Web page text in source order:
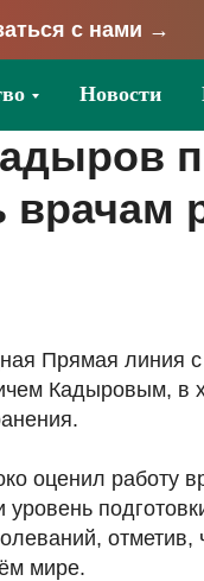
с нами →
Новости
врачам
Прямая линия
Кадыровым, в
оценил работу
мире.